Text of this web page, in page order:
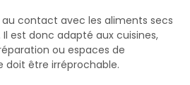
contact avec les aliments secs
est donc adapté aux cuisines,
ou espaces de
doit être irréprochable.